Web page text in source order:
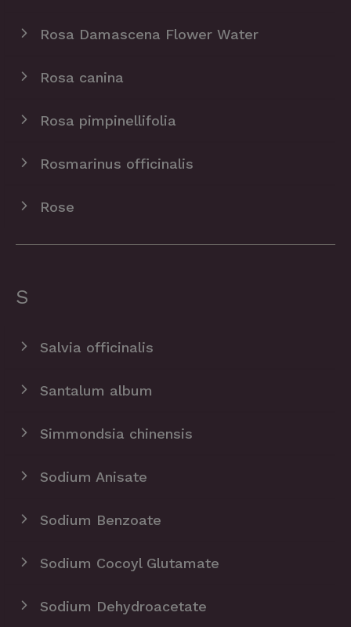
Rosa Damascena Flower Water
Rosa canina
Rosa pimpinellifolia
Rosmarinus officinalis
Rose
S
Salvia officinalis
Santalum album
Simmondsia chinensis
Sodium Anisate
Sodium Benzoate
Sodium Cocoyl Glutamate
Sodium Dehydroacetate